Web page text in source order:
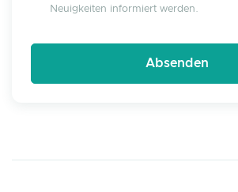
Neuigkeiten informiert werden.